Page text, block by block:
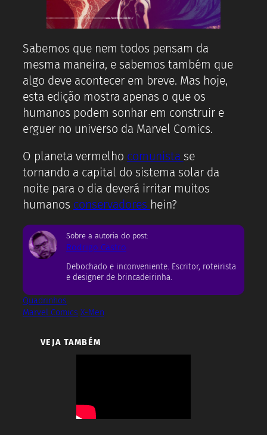
Sabemos que nem todos pensam da
mesma maneira, e sabemos também que
algo deve acontecer em breve. Mas hoje,
esta edição mostra apenas o que os
humanos podem sonhar em construir e
erguer no universo da Marvel Comics.
O planeta vermelho comunista se
tornando a capital do sistema solar da
noite para o dia deverá irritar muitos
humanos conservadores hein?
Sobre a autoria do post:
Rodrigo Castro
Debochado e inconveniente. Escritor, roteirista
e designer de brincadeirinha.
Quadrinhos
Marvel Comics X-Men
VEJA TAMBÉM